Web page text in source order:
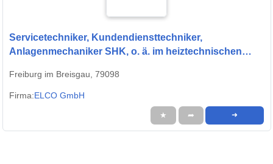
Servicetechniker, Kundendiensttechniker,
Anlagenmechaniker SHK, o. ä. im heiztechnischen
Freiburg im Breisgau, 79098
Firma:ELCO GmbH
★ ➦ ➜